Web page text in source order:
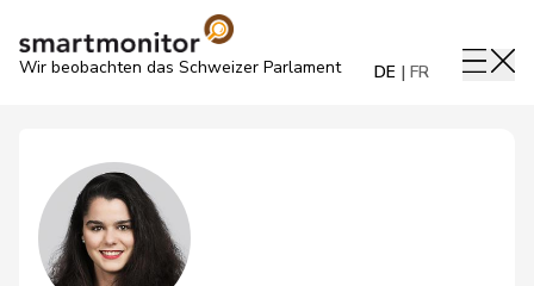
Wir beobachten das Schweizer Parlament DE FR